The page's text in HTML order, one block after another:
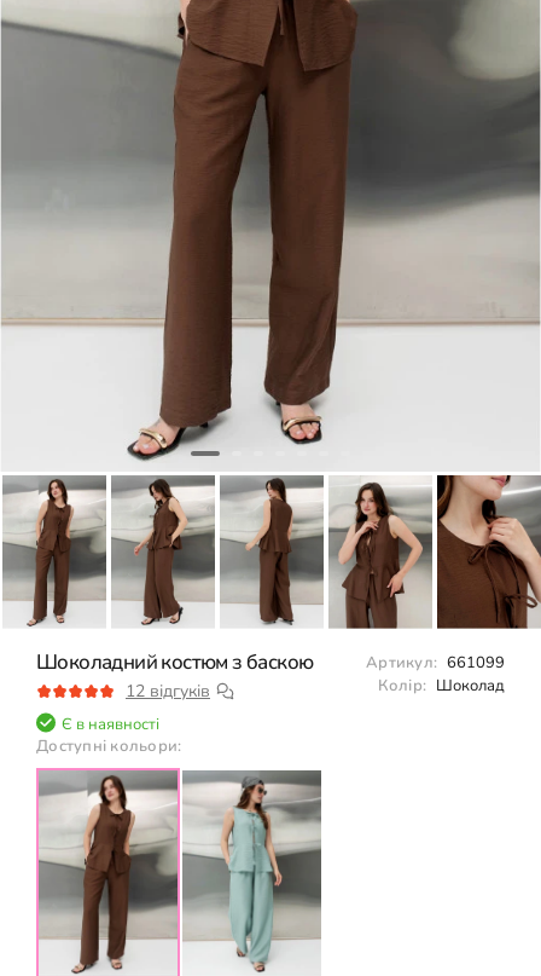
Шоколадний костюм з баскою
12 відгуків
Артикул: 661099
Колір: Шоколад
Є в наявності
Доступні кольори: